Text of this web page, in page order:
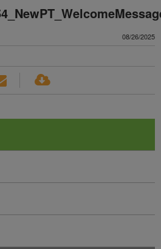
08/26/2025